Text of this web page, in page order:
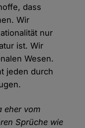
dass
Wir
nur
ist. Wir
Wesen.
jeden durch
eher vom
Sprüche wie